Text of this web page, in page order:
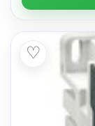
♡